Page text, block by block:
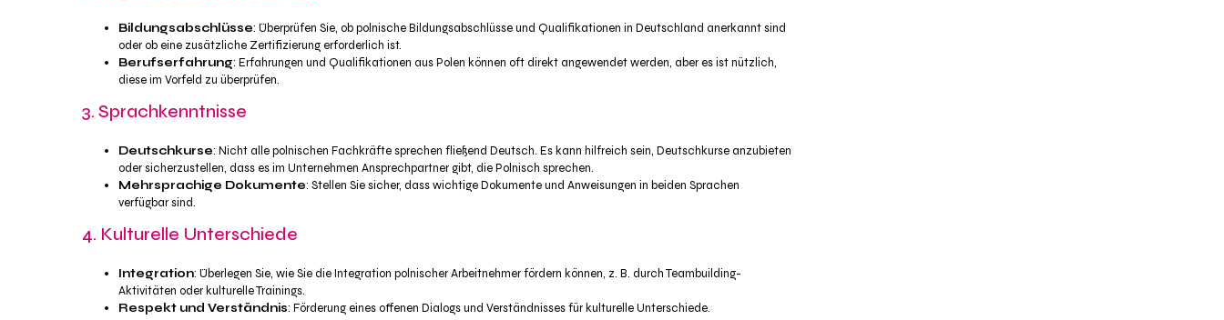
Bildungsabschlüsse: Überprüfen Sie, ob polnische Bildungsabschlüsse und Qualifikationen in Deutschland anerkannt sind
oder ob eine zusätzliche Zertifizierung erforderlich ist.
Berufserfahrung: Erfahrungen und Qualifikationen aus Polen können oft direkt angewendet werden, aber es ist nützlich,
diese im Vorfeld zu überprüfen.
3. Sprachkenntnisse
Deutschkurse: Nicht alle polnischen Fachkräfte sprechen fließend Deutsch. Es kann hilfreich sein, Deutschkurse anzubieten
oder sicherzustellen, dass es im Unternehmen Ansprechpartner gibt, die Polnisch sprechen.
Mehrsprachige Dokumente: Stellen Sie sicher, dass wichtige Dokumente und Anweisungen in beiden Sprachen
verfügbar sind.
4. Kulturelle Unterschiede
Integration: Überlegen Sie, wie Sie die Integration polnischer Arbeitnehmer fördern können, z. B. durch Teambuilding-
Aktivitäten oder kulturelle Trainings.
Respekt und Verständnis: Förderung eines offenen Dialogs und Verständnisses für kulturelle Unterschiede.